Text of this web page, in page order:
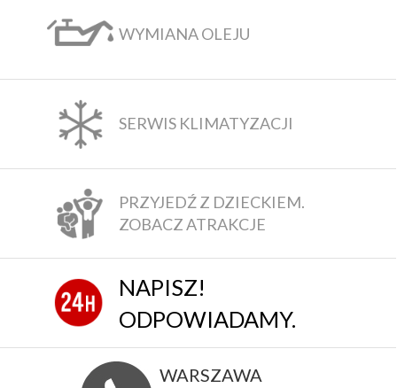
WYMIANA OLEJU
SERWIS KLIMATYZACJI
PRZYJEDŹ Z DZIECKIEM.
ZOBACZ ATRAKCJE
NAPISZ!
ODPOWIADAMY.
WARSZAWA